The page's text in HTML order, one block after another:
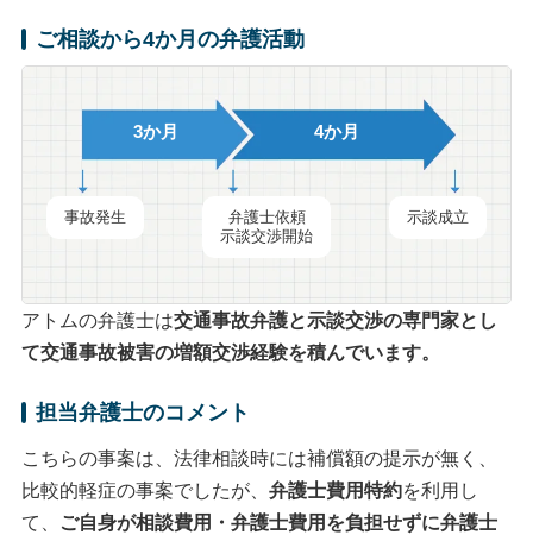
ご相談から4か月の弁護活動
3か月 4か月
事故発生
弁護士依頼
示談交渉開始
示談成立
アトムの弁護士は交通事故弁護と示談交渉の専門家とし
て交通事故被害の増額交渉経験を積んでいます。
担当弁護士のコメント
こちらの事案は、法律相談時には補償額の提示が無く、
比較的軽症の事案でしたが、 弁護士費用特約を利用し
て、
ご自身が相談費用・弁護士費用を負担せずに弁護士